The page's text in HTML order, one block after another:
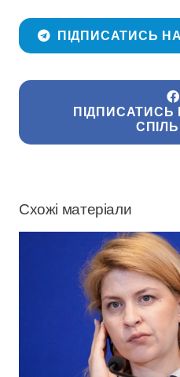
ПІДПИСАТИСЬ
ПІДПИСАТИСЬ
Схожі матеріали